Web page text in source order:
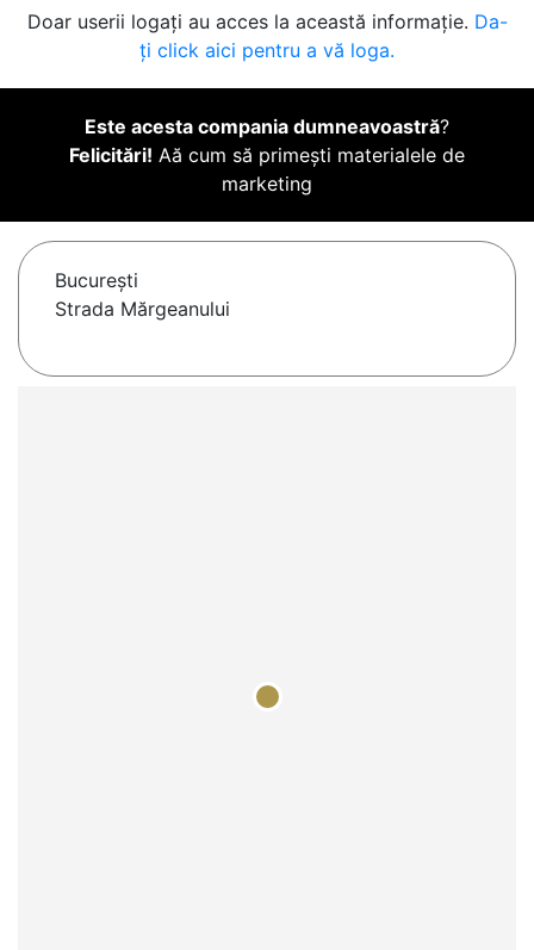
Doar userii logați au acces la această informație. Da-
ți click aici pentru a vă loga.
Este acesta compania dumneavoastră?
Felicitări! Aă cum să primești materialele de
marketing
Bucureşti
Strada Mărgeanului